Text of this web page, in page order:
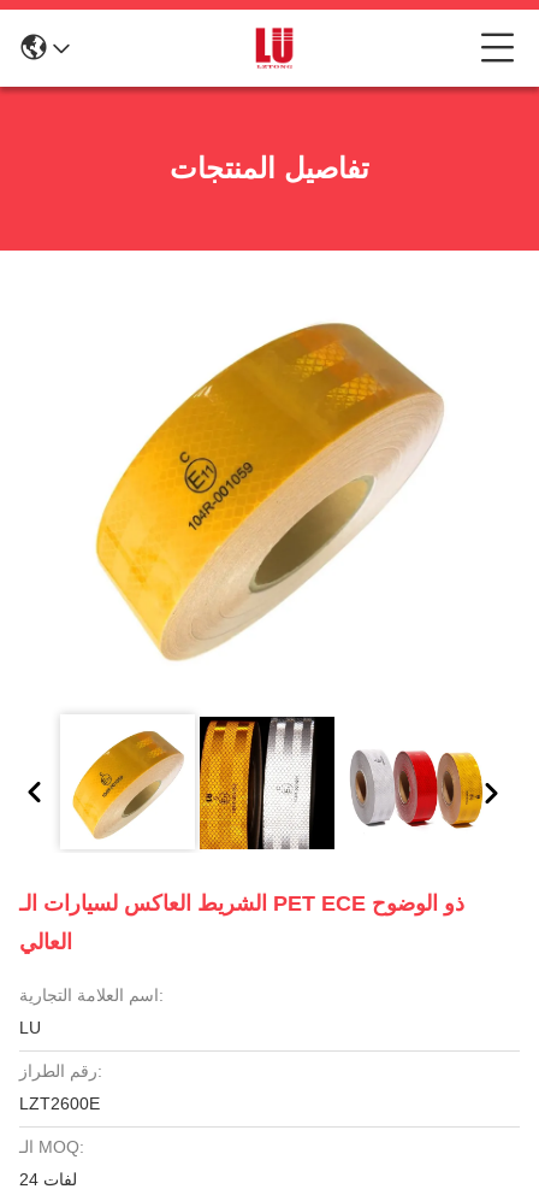
تفاصيل المنتجات
الشريط العاكس لسيارات الـ PET ECE ذو الوضوح
العالي
اسم العلامة التجارية:
LU
رقم الطراز:
LZT2600E
الـ MOQ:
24 لفات